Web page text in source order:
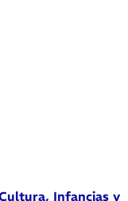
Infancias y